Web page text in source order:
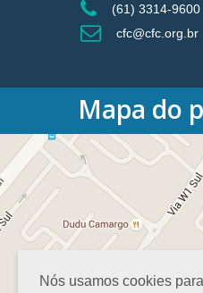
Nós usamos cookies
(61) 3314-9600
cfc@cfc.org.br
Mapa do
HOME
O CONSELHO
Conselho Diretor
Nossa Sede
Planejamento
Organograma
Presidentes do